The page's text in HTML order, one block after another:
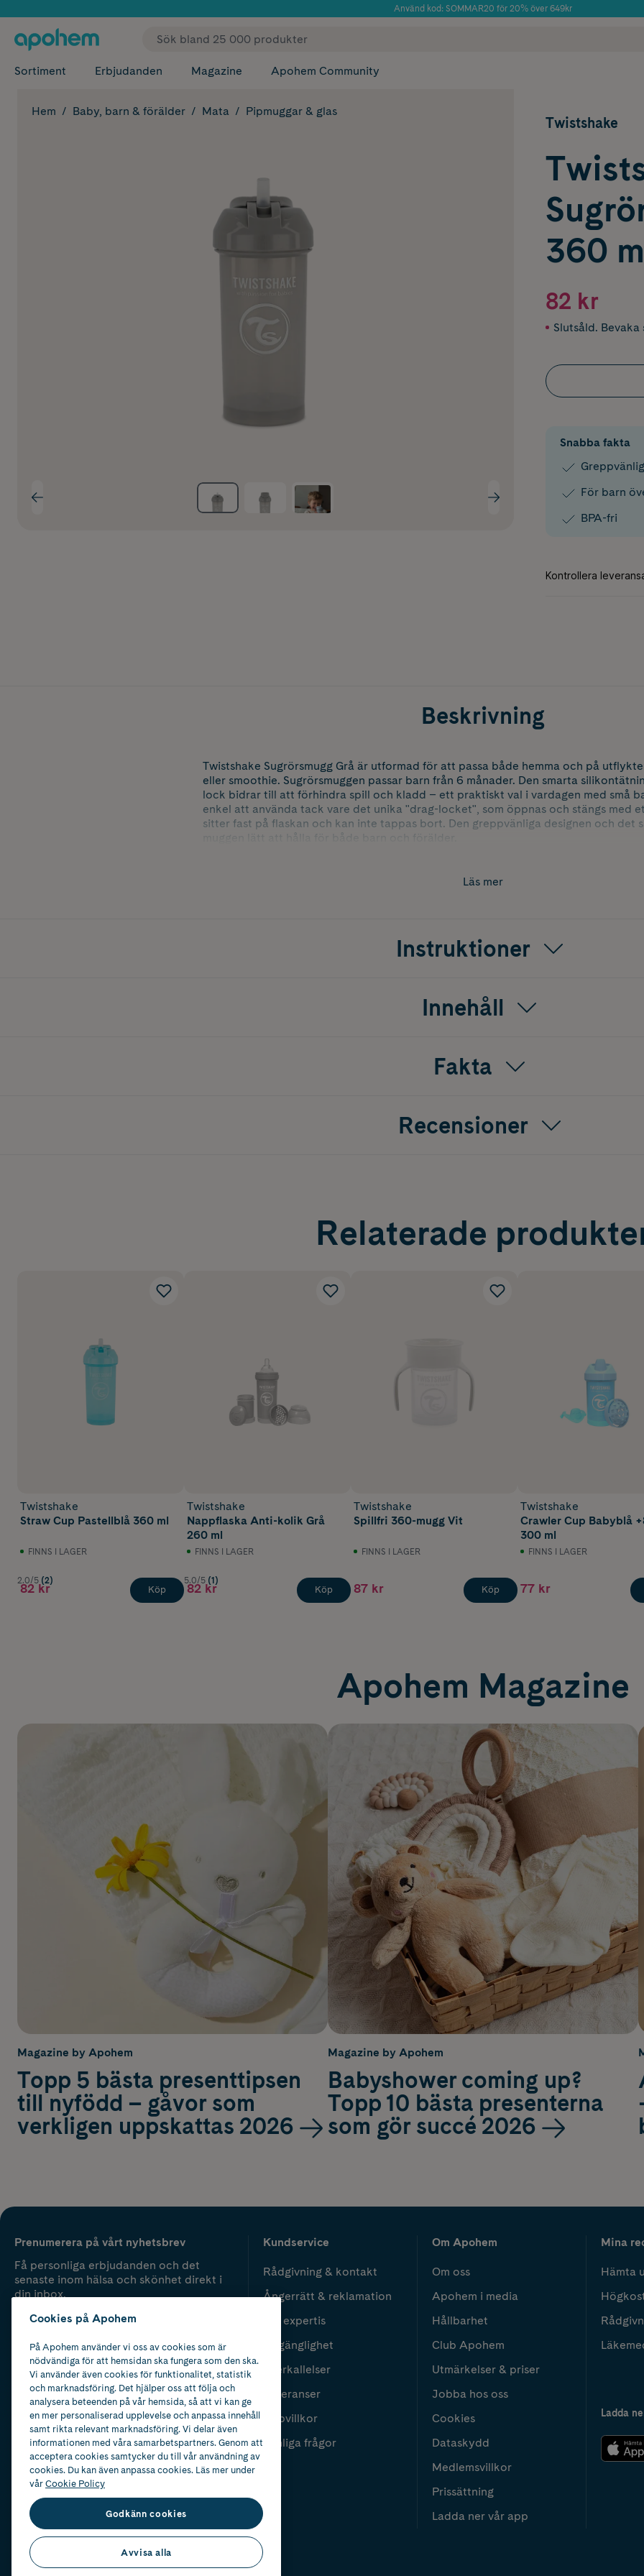
Använd kod: SOMMAR20 för 20% över 649kr
✓ Fri frakt
Sortiment Erbjudanden Magazine Apohem Community
Hem Baby, barn & förälder Mata Pipmuggar & glas
Twistshake
360
82 kr
Slutsåld.
Snabba fakta
För barn
BPA-fri
Beskrivning
Twistshake Sugrörsmugg Grå är utformad för att passa både hemma och på
eller smoothie. Sugrörsmuggen passar barn från 6 månader. Den smarta
lock bidrar till att förhindra spill och kladd – ett praktiskt val i vardagen med små
enkel att använda tack vare det unika "drag-locket", som öppnas och stängs med
sitter fast på flaskan och kan inte tappas bort. Den greppvänliga designen och det
muggen lätt att hålla för både barn och förälder.
ta av silikontätningen och rengöra den för hand för bästa rengöringsteknik.
Läs mer
Instruktioner
Innehåll
Fakta
Recensioner
Relaterade
Twistshake
Straw Cup Pastellblå 360 ml
FINNS I LAGER
2.0/5 (2)
82 kr Köp
Twistshake
Nappflaska Anti-kolik Grå
260 ml
FINNS I LAGER
5.0/5 (1)
82 kr Köp
Twistshake
Spillfri 360-mugg Vit
FINNS I LAGER
87 kr Köp
Twistshake
Crawler Cup Babyblå
300 ml
FINNS I LAGER
77 kr
Apohem Magazine
Magazine by Apohem
Topp 5 bästa presenttipsen
till nyfödd – gåvor som
verkligen uppskattas 2026
Magazine by Apohem
Babyshower coming up?
Topp 10 bästa presenterna
som gör succé 2026
Prenumerera på vårt nyhetsbrev
Få personliga erbjudanden och det
senaste inom hälsa och skönhet direkt i
din inbox.
Kundservice
Rådgivning & kontakt
Ångerrätt & reklamation
Vår expertis
Tillgänglighet
Återkallelser
Leveranser
Köpvillkor
Vanliga frågor
Om Apohem
Om oss
Apohem i media
Hållbarhet
Club Apohem
Utmärkelser & priser
Jobba hos oss
Cookies
Dataskydd
Medlemsvillkor
Prissättning
Ladda ner vår app
Mina
Hämta
Ladda
Cookies på Apohem
På Apohem använder vi oss av cookies som är
nödvändiga för att hemsidan ska fungera som den ska.
Vi använder även cookies för funktionalitet, statistik
och marknadsföring. Det hjälper oss att följa och
analysera beteenden på vår hemsida, så att vi kan ge
en mer personaliserad upplevelse och anpassa innehåll
samt rikta relevant marknadsföring. Vi delar även
informationen med våra samarbetspartners. Genom att
acceptera cookies samtycker du till vår användning av
cookies. Du kan även anpassa cookies. Läs mer under
vårCookie Policy
Godkänn cookies
Avvisa alla